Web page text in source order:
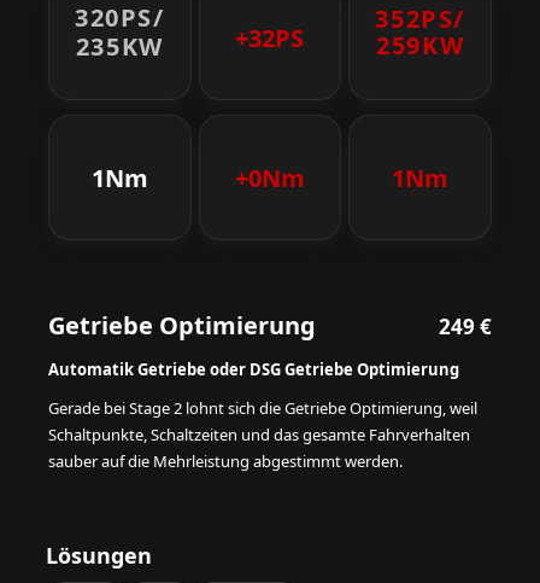
320PS/
235KW
+32PS
352PS/
259KW
1Nm +0Nm 1Nm
Getriebe Optimierung 249 €
Automatik Getriebe oder DSG Getriebe Optimierung
Gerade bei Stage 2 lohnt sich die Getriebe Optimierung, weil
Schaltpunkte, Schaltzeiten und das gesamte Fahrverhalten
sauber auf die Mehrleistung abgestimmt werden.
Lösungen